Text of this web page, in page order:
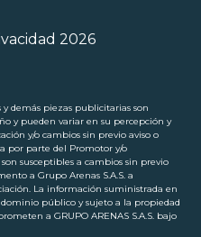
2026
demás piezas publicitarias son
y pueden variar en su percepción y
y/o cambios sin previo aviso o
por parte del Promotor y/o
susceptibles a cambios sin previo
a Grupo Arenas S.A.S. a
La información suministrada en
público y sujeto a la propiedad
a GRUPO ARENAS S.A.S. bajo